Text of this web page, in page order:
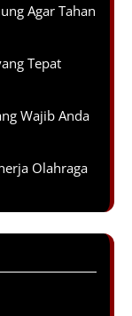
Agar Tahan
Tepat
Wajib Anda
Olahraga